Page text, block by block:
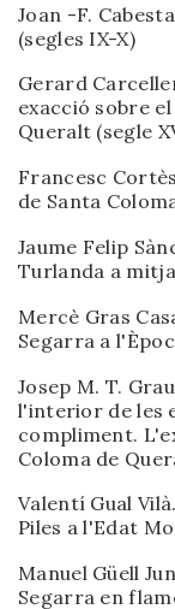
Joan -F.
(segles IX-X)
Gerard
exacció sobre
Queralt (segle
Francesc
de Santa
Jaume Felip
Turlanda a
Mercè Gras
Segarra a
Josep M. T.
l'interior de les
compliment.
Coloma de
Valentí Gual
Piles a l'Edat
Manuel Güell
Segarra en